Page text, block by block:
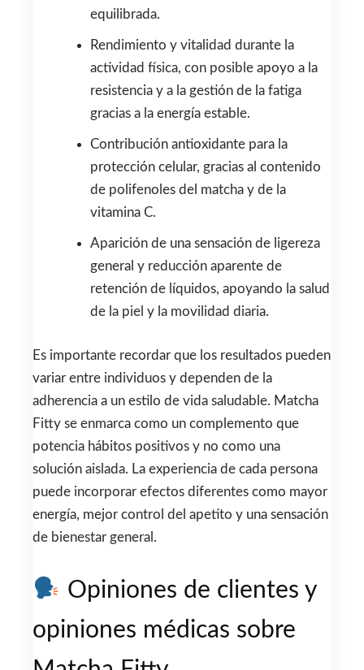
equilibrada.
Rendimiento y vitalidad durante la
actividad física, con posible apoyo a la
resistencia y a la gestión de la fatiga
gracias a la energía estable.
Contribución antioxidante para la
protección celular, gracias al contenido
de polifenoles del matcha y de la
vitamina C.
Aparición de una sensación de ligereza
general y reducción aparente de
retención de líquidos, apoyando la salud
de la piel y la movilidad diaria.
Es importante recordar que los resultados pueden
variar entre individuos y dependen de la
adherencia a un estilo de vida saludable. Matcha
Fitty se enmarca como un complemento que
potencia hábitos positivos y no como una
solución aislada. La experiencia de cada persona
puede incorporar efectos diferentes como mayor
energía, mejor control del apetito y una sensación
de bienestar general.
Opiniones de clientes y
opiniones médicas sobre